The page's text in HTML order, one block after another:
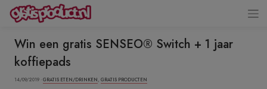
Win een gratis SENSEO® Switch + 1 jaar
koffiepads
14/09/2019 ·GRATIS ETEN/DRINKEN, GRATIS PRODUCTEN